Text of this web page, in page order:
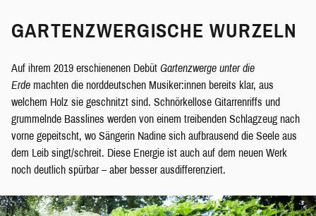
GARTENZWERGISCHE WURZELN
Auf ihrem 2019 erschienenen Debüt Gartenzwerge unter die
Erde machten die norddeutschen Musiker:innen bereits klar, aus
welchem Holz sie geschnitzt sind. Schnörkellose Gitarrenriffs und
grummelnde Basslines werden von einem treibenden Schlagzeug nach
vorne gepeitscht, wo Sängerin Nadine sich aufbrausend die Seele aus
dem Leib singt/schreit. Diese Energie ist auch auf dem neuen Werk
noch deutlich spürbar – aber besser ausdifferenziert.